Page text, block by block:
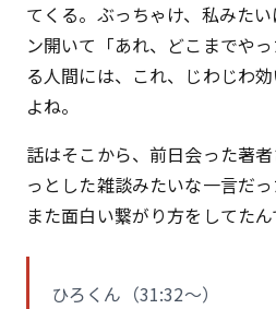
てくる。ぶっちゃけ、私みた
ン開いて「あれ、どこまでや
る人間には、これ、じわじわ
よね。
話はそこから、前日会った著
っとした雑談みたいな一言だ
また面白い繋がり方をしてたん
ひろくん（31:32〜）